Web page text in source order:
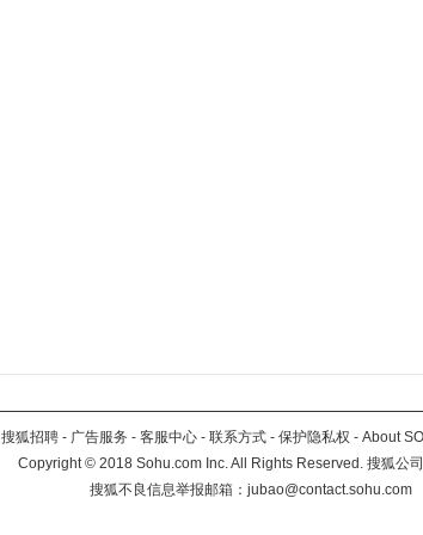
搜狐招聘 - 广告服务 - 客服中心 - 联系方式 - 保护隐私权 - About
Copyright©2018 Sohu.com Inc. All Rights Reserved. 搜狐公司
搜狐不良信息举报邮箱： jubao@contact.sohu.com